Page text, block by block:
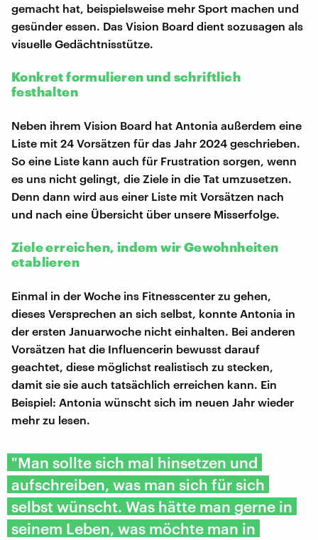
gemacht hat, beispielsweise mehr Sport machen und
gesünder essen. Das Vision Board dient sozusagen als
visuelle Gedächtnisstütze.
Konkret formulieren und schriftlich
festhalten
Neben ihrem Vision Board hat Antonia außerdem eine
Liste mit 24 Vorsätzen für das Jahr 2024 geschrieben.
So eine Liste kann auch für Frustration sorgen, wenn
es uns nicht gelingt, die Ziele in die Tat umzusetzen.
Denn dann wird aus einer Liste mit Vorsätzen nach
und nach eine Übersicht über unsere Misserfolge.
Ziele erreichen, indem wir Gewohnheiten
etablieren
Einmal in der Woche ins Fitnesscenter zu gehen,
dieses Versprechen an sich selbst, konnte Antonia in
der ersten Januarwoche nicht einhalten. Bei anderen
Vorsätzen hat die Influencerin bewusst darauf
geachtet, diese möglichst realistisch zu stecken,
damit sie sie auch tatsächlich erreichen kann. Ein
Beispiel: Antonia wünscht sich im neuen Jahr wieder
mehr zu lesen.
"Man sollte sich mal hinsetzen und
aufschreiben, was man sich für sich
selbst wünscht. Was hätte man gerne in
seinem Leben, was möchte man in